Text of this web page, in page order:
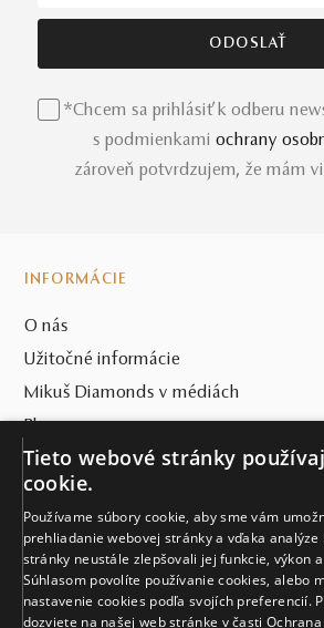
*Chcem sa prihlásiť k odberu
s podmienkami ochrany
zároveň potvrdzujem, že mám
INFORMÁCIE
O nás
Užitočné informácie
Mikuš Diamonds v médiách
Blog
SVET MIKUŠ DIAMONDS
VŠETKO O NÁKUPE
KONTAKT
Naše klenotníctva
Tieto webové stránky
cookie.
Používame súbory cookie, aby sme vám
prehliadanie webovej stránky a vďaka analýze
stránky neustále zlepšovali jej funkcie, výkon
Súhlasom povolíte používanie cookies, alebo
nastavenie cookies podľa svojích preferencií.
dozviete na našej web stránke v časti